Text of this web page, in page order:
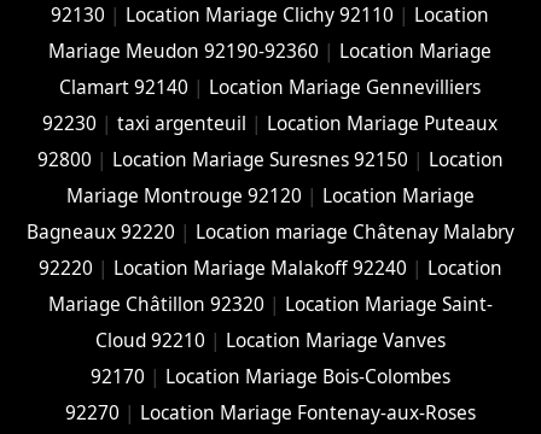
92130 | Location Mariage Clichy 92110 | Location
Mariage Meudon 92190-92360 | Location Mariage
Clamart 92140 | Location Mariage Gennevilliers
92230 |taxi argenteuil | Location Mariage Puteaux
92800 | Location Mariage Suresnes 92150 | Location
Mariage Montrouge 92120 | Location Mariage
Bagneaux 92220 | Location mariage Châtenay Malabry
92220 | Location Mariage Malakoff 92240 | Location
Mariage Châtillon 92320 | Location Mariage Saint-
Cloud 92210 | Location Mariage Vanves
92170 | Location Mariage Bois-Colombes
92270 | Location Mariage Fontenay-aux-Roses